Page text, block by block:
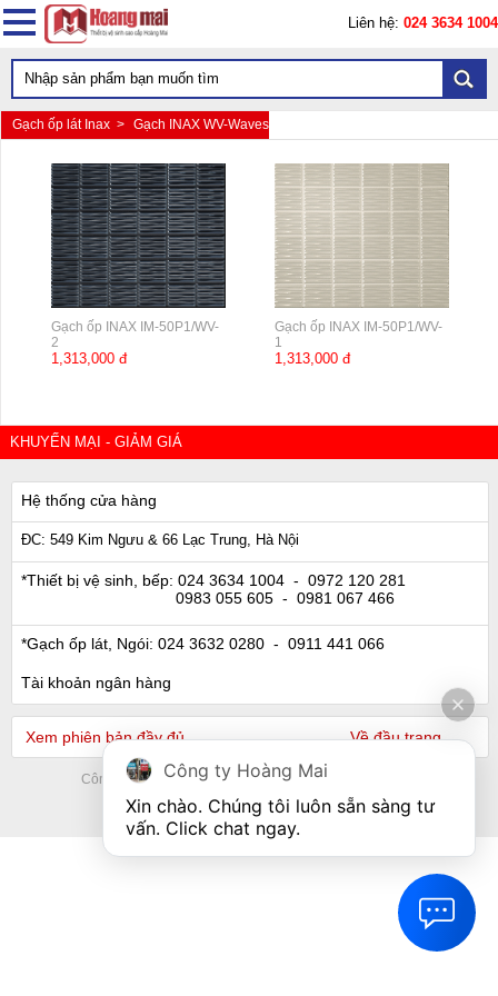
Liên hệ: 024 3634 1004
Gạch ốp lát Inax > Gạch INAX WV-Waves
Gạch ốp INAX IM-50P1/WV-
2
1,313,000 đ
Gạch ốp INAX IM-50P1/WV-
1
1,313,000 đ
KHUYẾN MẠI - GIẢM GIÁ
Hệ thống cửa hàng
ĐC: 549 Kim Ngưu & 66 Lạc Trung, Hà Nội
*Thiết bị vệ sinh, bếp: 024 3634 1004 - 0972 120 281
0983 055 605 - 0981 067 466
*Gạch ốp lát, Ngói: 024 3632 0280 - 0911 441 066
Tài khoản ngân hàng
Xem phiên bản đầy đủ Về đầu trang
Công ty TNHH Dịch vụ và thương mại VLXD Hoàng Mai
© 2015. All Rights Reserved by Thiet bi ve sinh
Công ty Hoàng Mai
Xin chào. Chúng tôi luôn sẵn sàng tư
vấn. Click chat ngay.